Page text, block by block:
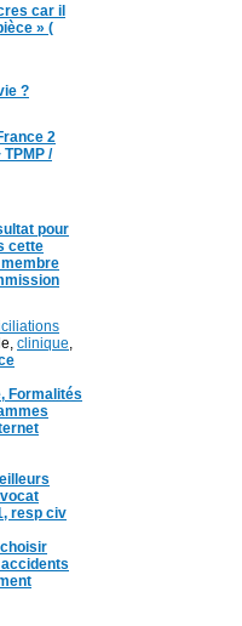
car il
» (
?
2
/
pour
cette
clinique
Formalités
, resp civ
accidents